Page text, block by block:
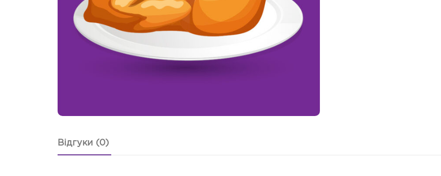
Відгуки (0)